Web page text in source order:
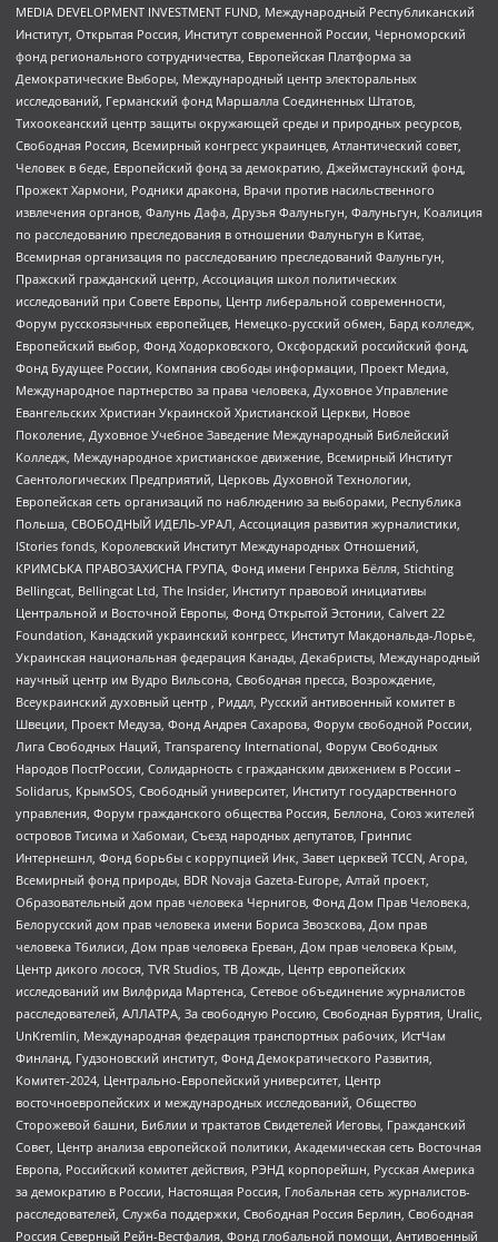
MEDIA DEVELOPMENT INVESTMENT FUND, Международный Республиканский
Институт, Открытая Россия, Институт современной России, Черноморский
фонд регионального сотрудничества, Европейская Платформа за
Демократические Выборы, Международный центр электоральных
исследований, Германский фонд Маршалла Соединенных Штатов,
Тихоокеанский центр защиты окружающей среды и природных ресурсов,
Свободная Россия, Всемирный конгресс украинцев, Атлантический совет,
Человек в беде, Европейский фонд за демократию, Джеймстаунский фонд,
Прожект Хармони, Родники дракона, Врачи против насильственного
извлечения органов, Фалунь Дафа, Друзья Фалуньгун, Фалуньгун, Коалиция
по расследованию преследования в отношении Фалуньгун в Китае,
Всемирная организация по расследованию преследований Фалуньгун,
Пражский гражданский центр, Ассоциация школ политических
исследований при Совете Европы, Центр либеральной современности,
Форум русскоязычных европейцев, Немецко-русский обмен, Бард колледж,
Европейский выбор, Фонд Ходорковского, Оксфордский российский фонд,
Фонд Будущее России, Компания свободы информации, Проект Медиа,
Международное партнерство за права человека, Духовное Управление
Евангельских Христиан Украинской Христианской Церкви, Новое
Поколение, Духовное Учебное Заведение Международный Библейский
Колледж, Международное христианское движение, Всемирный Институт
Саентологических Предприятий, Церковь Духовной Технологии,
Европейская сеть организаций по наблюдению за выборами, Республика
Польша, СВОБОДНЫЙ ИДЕЛЬ-УРАЛ, Ассоциация развития журналистики,
IStories fonds, Королевский Институт Международных Отношений,
КРИМСЬКА ПРАВОЗАХИСНА ГРУПА, Фонд имени Генриха Бёлля, Stichting
Bellingcat, Bellingcat Ltd, The Insider, Институт правовой инициативы
Центральной и Восточной Европы, Фонд Открытой Эстонии, Calvert 22
Foundation, Канадский украинский конгресс, Институт Макдональда-Лорье,
Украинская национальная федерация Канады, Декабристы, Международный
научный центр им Вудро Вильсона, Свободная пресса, Возрождение,
Всеукраинский духовный центр , Риддл, Русский антивоенный комитет в
Швеции, Проект Медуза, Фонд Андрея Сахарова, Форум свободной России,
Лига Свободных Наций, Transparеncy International, Форум Свободных
Народов ПостРоссии, Солидарность с гражданским движением в России –
Solidarus, КрымSOS, Свободный университет, Институт государственного
управления, Форум гражданского общества Россия, Беллона, Союз жителей
островов Тисима и Хабомаи, Съезд народных депутатов, Гринпис
Интернешнл, Фонд борьбы с коррупцией Инк, Завет церквей TCCN, Агора,
Всемирный фонд природы, BDR Novaja Gazeta-Europe, Алтай проект,
Образовательный дом прав человека Чернигов, Фонд Дом Прав Человека,
Белорусский дом прав человека имени Бориса Звозскова, Дом прав
человека Тбилиси, Дом прав человека Ереван, Дом прав человека Крым,
Центр дикого лосося, TVR Studios, ТВ Дождь, Центр европейских
исследований им Вилфрида Мартенса, Сетевое объединение журналистов
расследователей, АЛЛАТРА, За свободную Россию, Свободная Бурятия, Uralic,
UnKremlin, Международная федерация транспортных рабочих, ИстЧам
Финланд, Гудзоновский институт, Фонд Демократического Развития,
Комитет-2024, Центрально-Европейский университет, Центр
восточноевропейских и международных исследований, Общество
Сторожевой башни, Библии и трактатов Свидетелей Иеговы, Гражданский
Совет, Центр анализа европейской политики, Академическая сеть Восточная
Европа, Российский комитет действия, РЭНД корпорейшн, Русская Америка
за демократию в России, Настоящая Россия, Глобальная сеть журналистов-
расследователей, Служба поддержки, Свободная Россия Берлин, Свободная
Россия Северный Рейн-Вестфалия, Фонд глобальной помощи, Антивоенный